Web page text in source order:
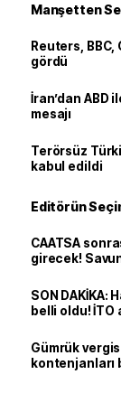
Manşetten
Reuters, BBC,
gördü
İran’dan ABD
mesajı
Terörsüz
kabul edildi
Editörün
CAATSA
girecek!
SON DAKİKA:
belli oldu! İTO
Gümrük
kontenjanları